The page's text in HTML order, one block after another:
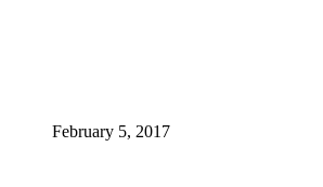
February 5, 2017